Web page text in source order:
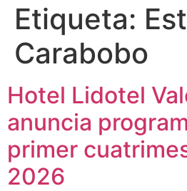
Etiqueta:
Carabobo
Hotel Lidotel
anuncia
primer
2026